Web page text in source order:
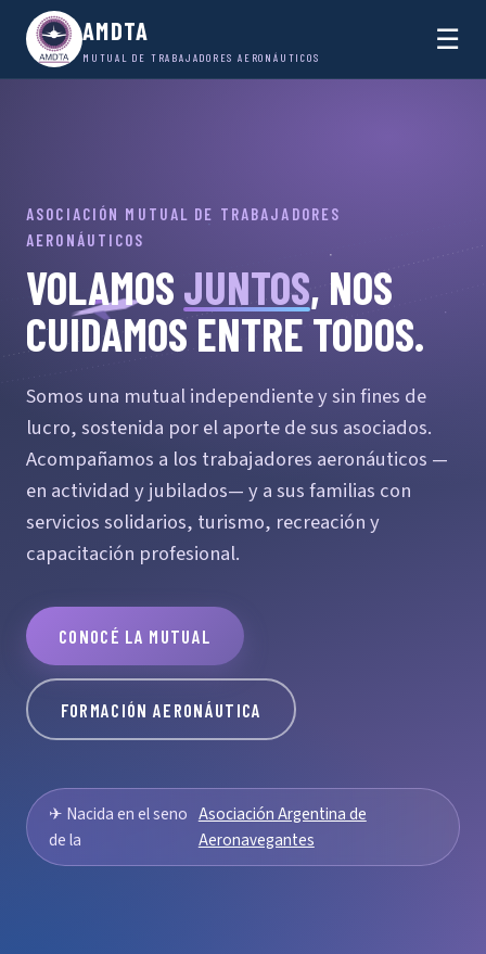
AMDTA
MUTUAL DE TRABAJADORES AERONÁUTICOS
☰
ASOCIACIÓN MUTUAL DE TRABAJADORES
AERONÁUTICOS
VOLAMOS JUNTOS, NOS
CUIDAMOS ENTRE TODOS.
Somos una mutual independiente y sin fines de
lucro, sostenida por el aporte de sus asociados.
Acompañamos a los trabajadores aeronáuticos —
en actividad y jubilados— y a sus familias con
servicios solidarios, turismo, recreación y
capacitación profesional.
CONOCÉ LA MUTUAL
FORMACIÓN AERONÁUTICA
✈ Nacida en el seno
de la
Asociación Argentina de
Aeronavegantes